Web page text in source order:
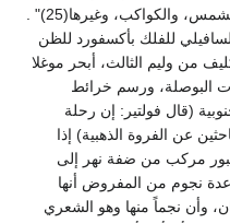
ليست "أبخرة، أو دخاناً من الأرض، والشمس، والكواكب، وغيرها(25)" .
السافيلي للفلك بأكسفورد للظن
النزعة(26). وفي 1698، بتكليف من وليم الثالث، أبحر موغلا
البوصلة، ورسم خرائط
(قال فولتير: إن رحلة
عن الفروة الذهبية) إذا
مركب من ضفة نهر إلى
هالي أن عدة نجوم من المفروض أنها
وأن نجماً منها وهو الشعري